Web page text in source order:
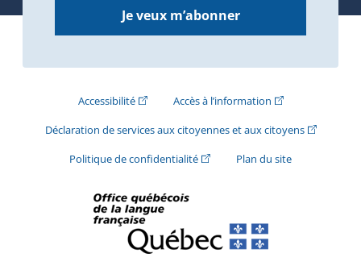
Je veux m’abonner
Accessibilité(Cet hyperlien externe s'ouvrira dans une
Accès à l’information(Cet hyperlien
Déclaration de services aux citoyennes et aux citoyens(Cet
Politique de confidentialité(Cet hyperlien externe s'ouvrira
Plan du site